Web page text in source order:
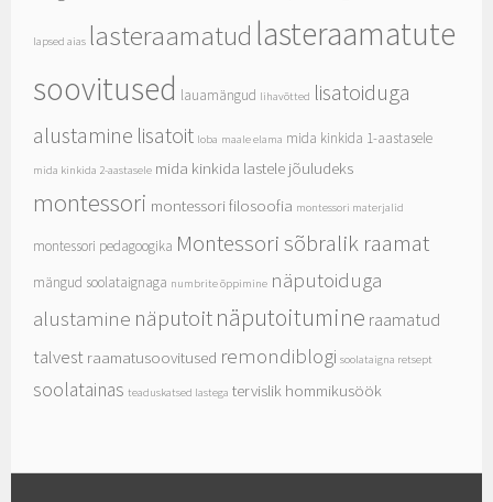
lapsed aias lasteraamatud lasteraamatute
soovitused lauamängud lihavõtted lisatoiduga
alustamine lisatoit loba maale elama mida kinkida 1-aastasele
mida kinkida 2-aastasele mida kinkida lastele jõuludeks
montessori montessori filosoofia montessori materjalid
montessori pedagoogika Montessori sõbralik raamat
mängud soolataignaga numbrite õppimine näputoiduga
alustamine näputoitnäputoitumine raamatud
talvest raamatusoovitused remondiblogi soolataigna retsept
soolatainas teaduskatsed lastega tervislik hommikusöök